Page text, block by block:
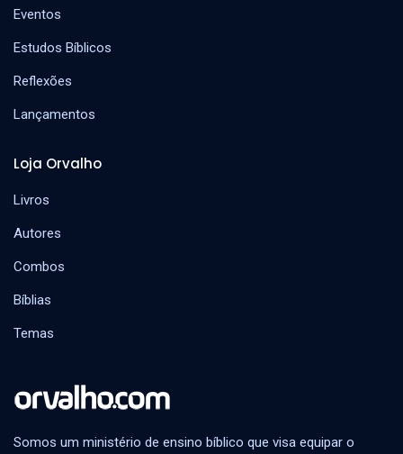
Somos um ministério de ensino bíblico que visa equipar o
Loja Orvalho
Livros
Autores
Combos
Bíblias
Temas
Eventos
Estudos Bíblicos
Reflexões
Lançamentos